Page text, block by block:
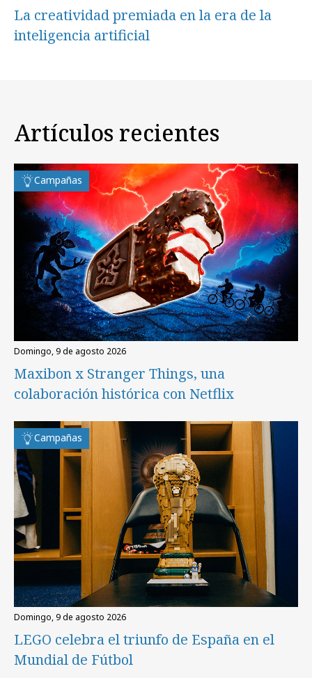
La creatividad premiada en la era de la
inteligencia artificial
Artículos recientes
Campañas
domingo, 9 de agosto 2026
Maxibon x Stranger Things, una
colaboración histórica con Netflix
Campañas
domingo, 9 de agosto 2026
LEGO celebra el triunfo de España en el
Mundial de Fútbol